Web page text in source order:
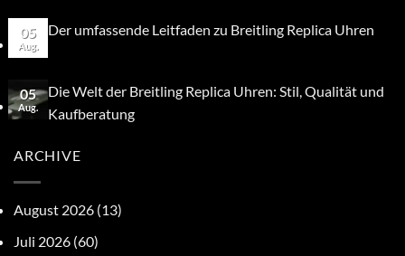
05
Aug.
Der umfassende Leitfaden zu Breitling Replica Uhren
05
Aug.
Die Welt der Breitling Replica Uhren: Stil, Qualität und
Kaufberatung
ARCHIVE
August 2026 (13)
Juli 2026 (60)